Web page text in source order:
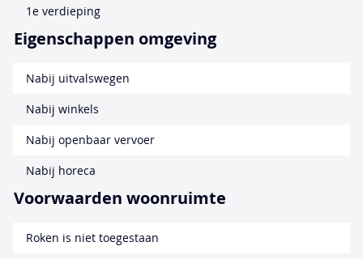
1e verdieping
Eigenschappen omgeving
Nabij uitvalswegen
Nabij winkels
Nabij openbaar vervoer
Nabij horeca
Voorwaarden woonruimte
Roken is niet toegestaan